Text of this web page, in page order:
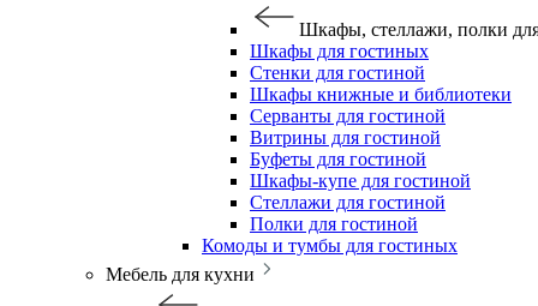
Шкафы, стеллажи, полки
Шкафы для гостиных
Стенки для гостиной
Шкафы книжные и библиотеки
Серванты для гостиной
Витрины для гостиной
Буфеты для гостиной
Шкафы-купе для гостиной
Стеллажи для гостиной
Полки для гостиной
Комоды и тумбы для гостиных
Мебель для кухни